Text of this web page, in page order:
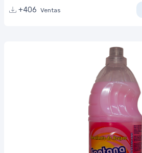
+406 Ventas